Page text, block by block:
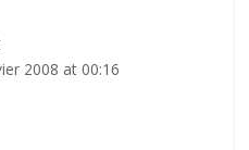
2008 at 00:16